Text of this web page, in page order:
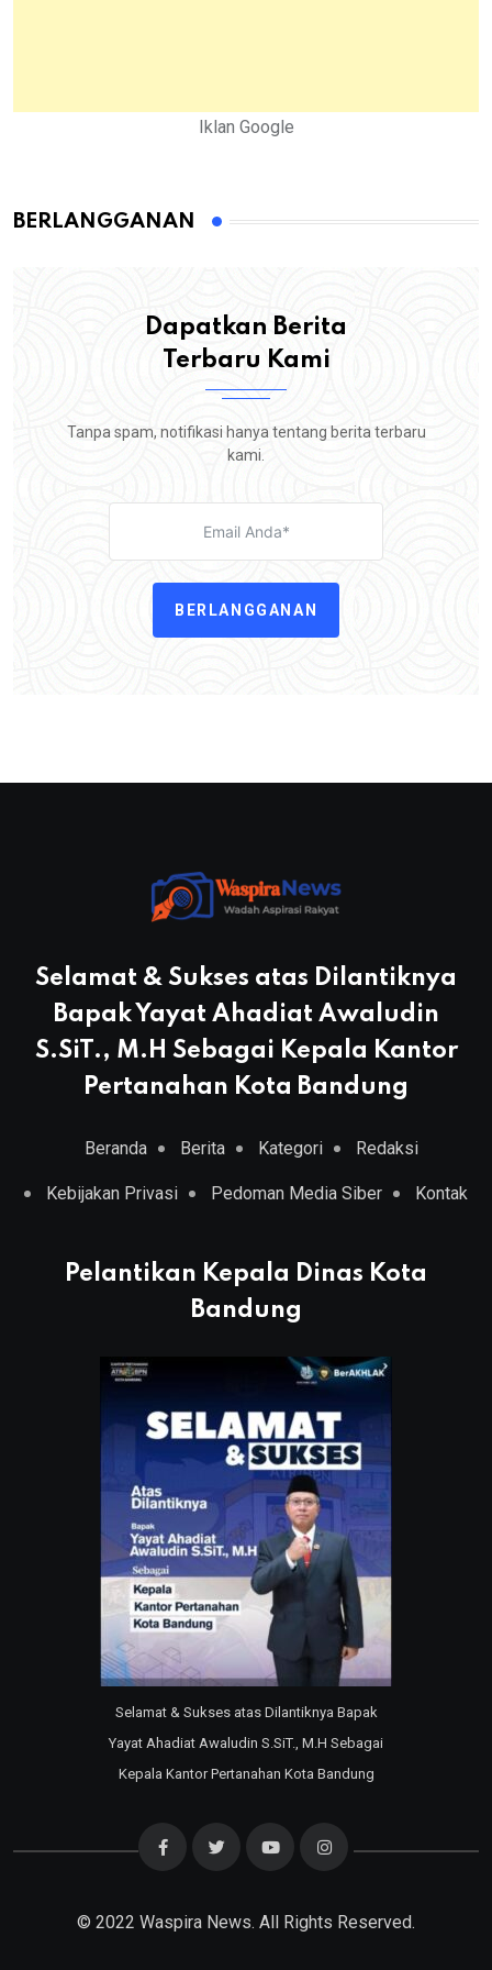
Iklan Google
BERLANGGANAN
Dapatkan Berita
Terbaru Kami
Tanpa spam, notifikasi hanya tentang berita terbaru
kami.
BERLANGGANAN
Selamat & Sukses atas Dilantiknya
Bapak Yayat Ahadiat Awaludin
S.SiT., M.H Sebagai Kepala Kantor
Pertanahan Kota Bandung
Beranda Berita Kategori Redaksi
Kebijakan Privasi Pedoman Media Siber Kontak
Pelantikan Kepala Dinas Kota
Bandung
Selamat & Sukses atas Dilantiknya Bapak
Yayat Ahadiat Awaludin S.SiT., M.H Sebagai
Kepala Kantor Pertanahan Kota Bandung
© 2022 Waspira News. All Rights Reserved.